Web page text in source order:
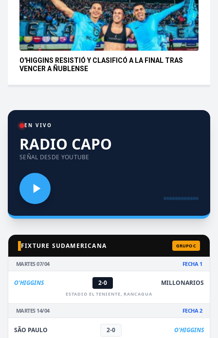
O'HIGGINS RESISTIÓ Y CLASIFICÓ A LA FINAL TRAS
VENCER A ÑUBLENSE
EN VIVO
RADIO CAPO
SEÑAL DESDE YOUTUBE
FIXTURE SUDAMERICANA GRUPO C
MARTES 07/04 FECHA 1
O'HIGGINS 2-0 MILLONARIOS
ESTADIO EL TENIENTE, RANCAGUA
MARTES 14/04 FECHA 2
SÃO PAULO 2-0 O'HIGGINS